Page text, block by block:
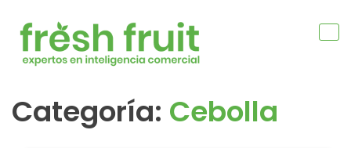
content
Categoría: Cebolla